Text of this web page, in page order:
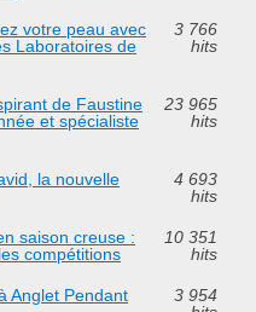
votre peau avec
Laboratoires de
3 766
hits
de Faustine
et spécialiste
23 965
hits
la nouvelle
4 693
hits
saison creuse :
compétitions
10 351
hits
Anglet Pendant
3 954